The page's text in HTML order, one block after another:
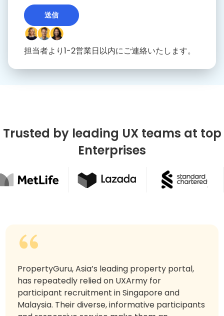
送信
担当者より1-2営業日以内にご連絡いたします。
Trusted by leading UX teams at top
Enterprises
PropertyGuru, Asia’s leading property portal,
has repeatedly relied on UXArmy for
participant recruitment in Singapore and
Malaysia. Their diverse, informative participants